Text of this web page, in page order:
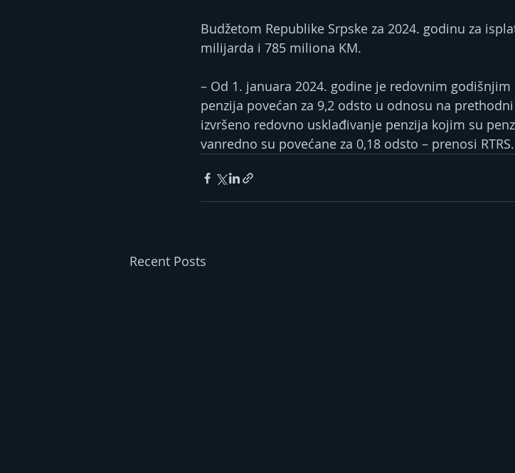
Budžetom Republike Srpske za 2024. godinu za
milijarda i 785 miliona KM.
– Od 1. januara 2024. godine je redovnim
penzija povećan za 9,2 odsto u odnosu na
izvršeno redovno usklađivanje penzija kojim su
vanredno su povećane za 0,18 odsto – prenosi RTRS.
Recent Posts